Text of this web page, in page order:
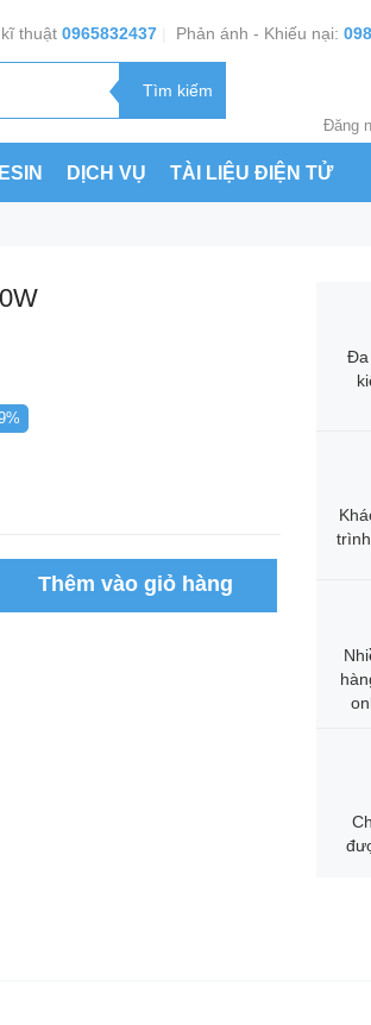
thuật 0965832437| Phản ánh - Khiếu nại:
Đăng
DỊCH VỤ TÀI LIỆU ĐIỆN TỬ
Thêm vào giỏ hàng
Đa